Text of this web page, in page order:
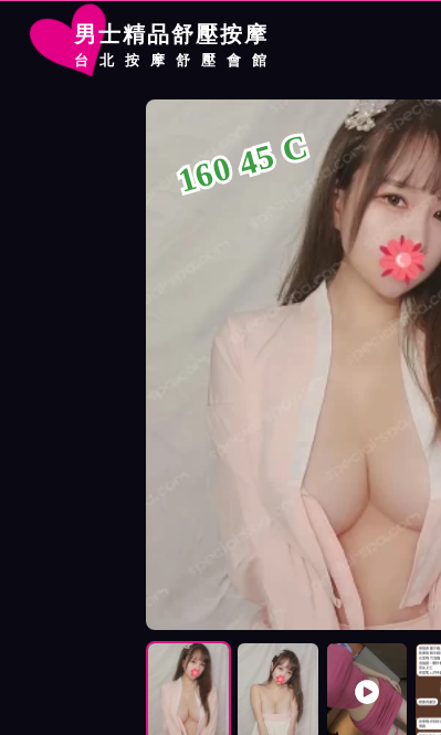
男士精品舒壓按摩
台北按摩舒壓會館
農安館按摩師八月詳細介紹
農安館按摩師八月照片
160 45 C
按摩師八月照片展示與影片介紹及